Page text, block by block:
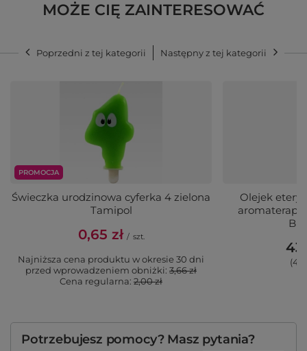
MOŻE CIĘ ZAINTERESOWAĆ
Poprzedni z tej kategorii Następny z tej kategorii
PROMOCJA
Świeczka urodzinowa cyferka 4 zielona
Tamipol
0,65 zł / szt.
Najniższa cena produktu w okresie 30 dni
przed wprowadzeniem obniżki: 3,66 zł
Cena regularna: 2,00 zł
Olejek
aromaterapii
Potrzebujesz pomocy? Masz pytania?